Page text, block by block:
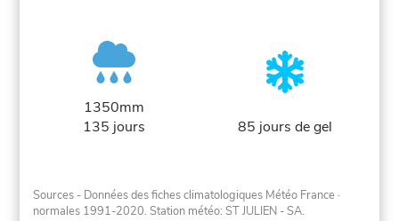
1350mm
135 jours
85 jours de gel
Sources - Données des fiches climatologiques Météo France ·
normales 1991-2020. Station météo: ST JULIEN - SA.